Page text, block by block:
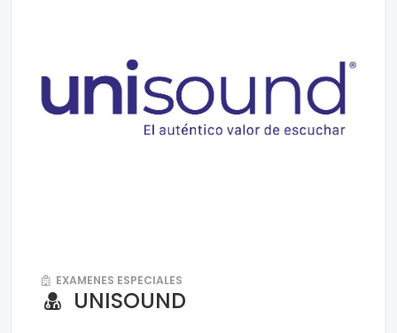
EXAMENES ESPECIALES
UNISOUND